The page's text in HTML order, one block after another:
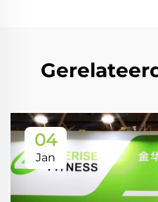
04
Jan